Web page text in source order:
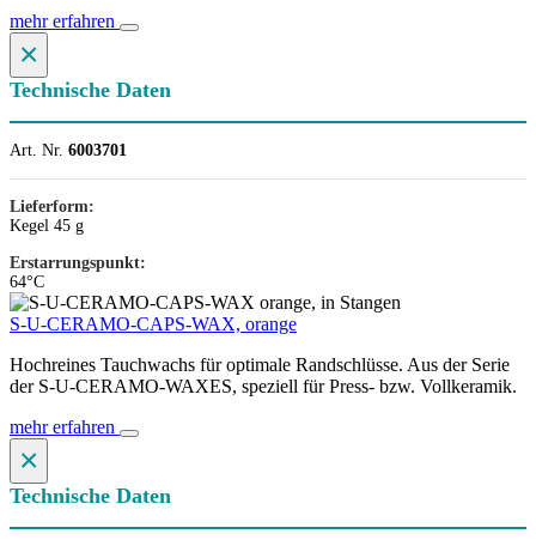
mehr erfahren
×
Technische Daten
Art. Nr. 6003701
Lieferform:
Kegel 45 g
Erstarrungspunkt:
64°C
S-U-CERAMO-CAPS-WAX, orange
Hochreines Tauchwachs für optimale Randschlüsse. Aus der Serie
der S-U-CERAMO-WAXES, speziell für Press- bzw. Vollkeramik.
mehr erfahren
×
Technische Daten